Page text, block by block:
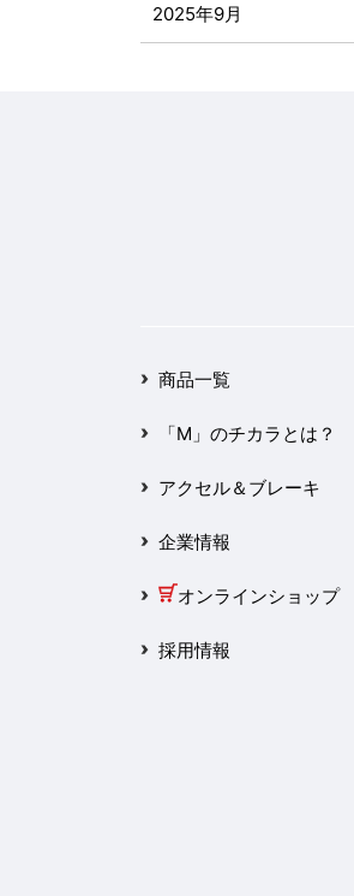
2025年9月
2025年1月
2024年12月
2024年11月
2024年10月
商品一覧
「M」のチカラとは？
アクセル＆ブレーキ
企業情報
オンラインショップ
採用情報